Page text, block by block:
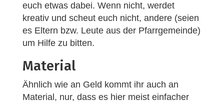
euch etwas dabei. Wenn nicht, werdet
kreativ und scheut euch nicht, andere (seien
es Eltern bzw. Leute aus der Pfarrgemeinde)
um Hilfe zu bitten.
Material
Ähnlich wie an Geld kommt ihr auch an
Material, nur, dass es hier meist einfacher